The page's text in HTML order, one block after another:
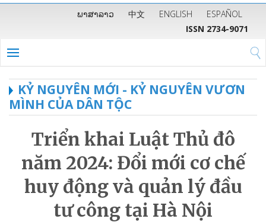
ພາສາລາວ 中文 ENGLISH
ESPAÑOL
ISSN 2734-9071
KỶ NGUYÊN MỚI - KỶ NGUYÊN VƯƠN
MÌNH CỦA DÂN TỘC
Triển khai Luật Thủ đô
năm 2024: Đổi mới cơ chế
huy động và quản lý đầu
tư công tại Hà Nội